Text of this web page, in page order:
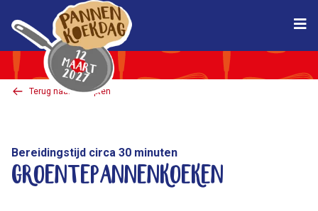
Pannenkoekdag
Terug naar Recepten
Bereidingstijd circa 30 minuten
Groentepannenkoeken